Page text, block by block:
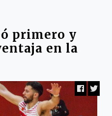
primero y
en la